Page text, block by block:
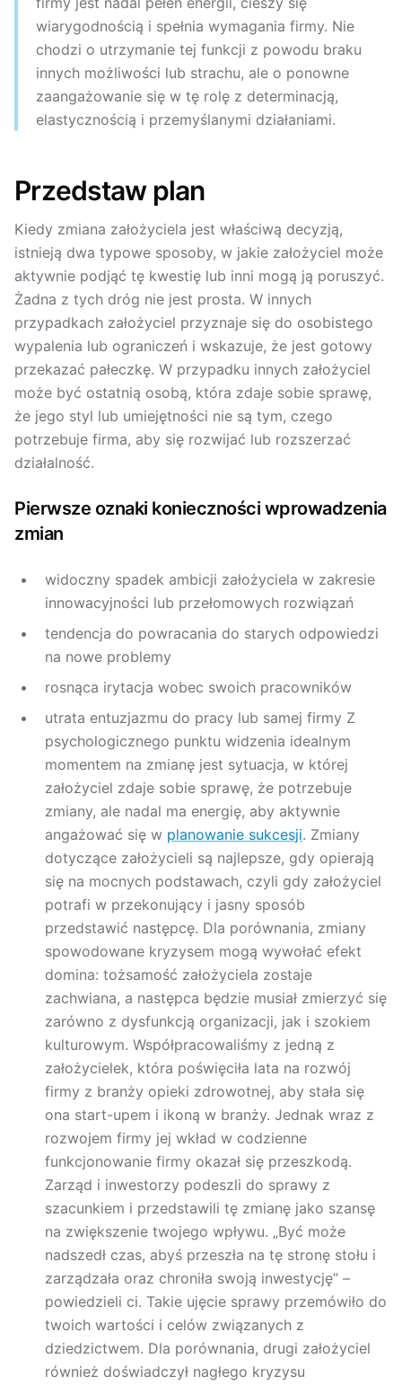
wiarygodnością i spełnia wymagania firmy. Nie
chodzi o utrzymanie tej funkcji z powodu braku
innych możliwości lub strachu, ale o ponowne
zaangażowanie się w tę rolę z determinacją,
elastycznością i przemyślanymi działaniami.
Przedstaw plan
Kiedy zmiana założyciela jest właściwą decyzją,
istnieją dwa typowe sposoby, w jakie założyciel może
aktywnie podjąć tę kwestię lub inni mogą ją poruszyć.
Żadna z tych dróg nie jest prosta. W innych
przypadkach założyciel przyznaje się do osobistego
wypalenia lub ograniczeń i wskazuje, że jest gotowy
przekazać pałeczkę. W przypadku innych założyciel
może być ostatnią osobą, która zdaje sobie sprawę,
że jego styl lub umiejętności nie są tym, czego
potrzebuje firma, aby się rozwijać lub rozszerzać
działalność.
Pierwsze oznaki konieczności wprowadzenia
zmian
widoczny spadek ambicji założyciela w zakresie
innowacyjności lub przełomowych rozwiązań
tendencja do powracania do starych odpowiedzi
na nowe problemy
rosnąca irytacja wobec swoich pracowników
utrata entuzjazmu do pracy lub samej firmy Z
psychologicznego punktu widzenia idealnym
momentem na zmianę jest sytuacja, w której
założyciel zdaje sobie sprawę, że potrzebuje
zmiany, ale nadal ma energię, aby aktywnie
angażować się w planowanie sukcesji. Zmiany
dotyczące założycieli są najlepsze, gdy opierają
się na mocnych podstawach, czyli gdy założyciel
potrafi w przekonujący i jasny sposób
przedstawić następcę. Dla porównania, zmiany
spowodowane kryzysem mogą wywołać efekt
domina: tożsamość założyciela zostaje
zachwiana, a następca będzie musiał zmierzyć się
zarówno z dysfunkcją organizacji, jak i szokiem
kulturowym. Współpracowaliśmy z jedną z
założycielek, która poświęciła lata na rozwój
firmy z branży opieki zdrowotnej, aby stała się
ona start-upem i ikoną w branży. Jednak wraz z
rozwojem firmy jej wkład w codzienne
funkcjonowanie firmy okazał się przeszkodą.
Zarząd i inwestorzy podeszli do sprawy z
szacunkiem i przedstawili tę zmianę jako szansę
na zwiększenie twojego wpływu. „Być może
nadszedł czas, abyś przeszła na tę stronę stołu i
zarządzała oraz chroniła swoją inwestycję” –
powiedzieli ci. Takie ujęcie sprawy przemówiło do
twoich wartości i celów związanych z
dziedzictwem. Dla porównania, drugi założyciel
również doświadczył nagłego kryzysu